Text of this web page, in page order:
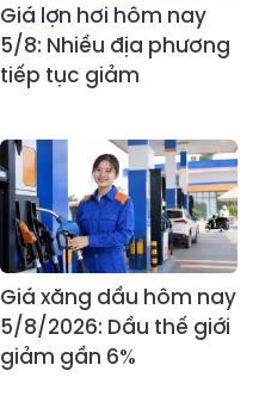
Giá lợn hơi hôm nay
5/8: Nhiều địa phương
tiếp tục giảm
Giá xăng dầu hôm nay
5/8/2026: Dầu thế giới
giảm gần 6%